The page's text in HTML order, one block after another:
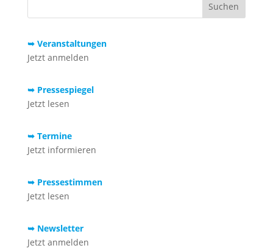
➥ Veranstaltungen
Jetzt anmelden
➥ Pressespiegel
Jetzt lesen
➥ Termine
Jetzt informieren
➥ Pressestimmen
Jetzt lesen
➥ Newsletter
Jetzt anmelden